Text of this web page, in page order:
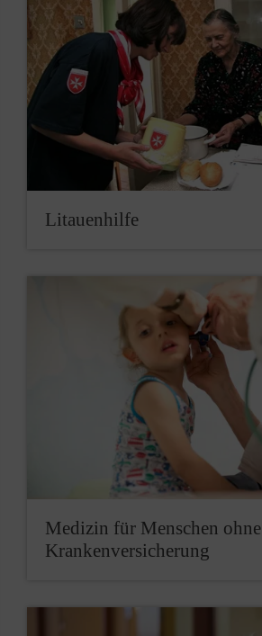
Litauenhilfe
Medizin für Menschen ohne
Krankenversicherung